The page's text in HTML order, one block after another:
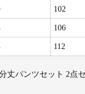
102
106
112
丈パンツセット 2点